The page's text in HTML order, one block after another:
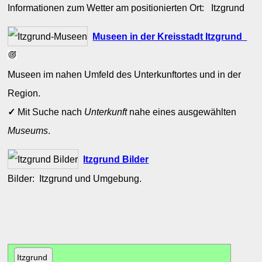
Informationen zum Wetter am positionierten Ort: Itzgrund
Museen in der Kreisstadt Itzgrund
Museen im nahen Umfeld des Unterkunftortes und in der
Region.
✓ Mit Suche nach Unterkunftnahe eines ausgewählten
Museums.
Itzgrund Bilder
Bilder: Itzgrund und Umgebung.
Itzgrund